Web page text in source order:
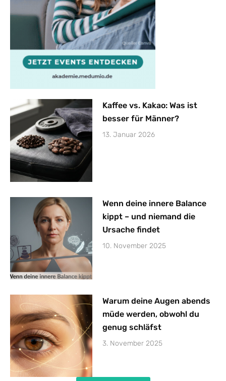
Kaffee vs. Kakao: Was ist
besser für Männer?
13. Januar 2026
Wenn deine innere Balance
kippt – und niemand die
Ursache findet
10. November 2025
Warum deine Augen abends
müde werden, obwohl du
genug schläfst
3. November 2025